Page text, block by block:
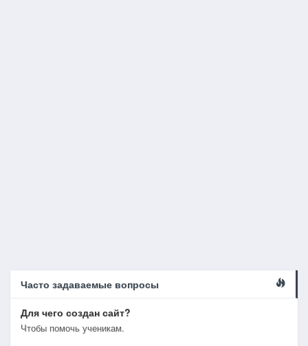
Часто задаваемые вопросы
Для чего создан сайт?
Чтобы помочь ученикам.